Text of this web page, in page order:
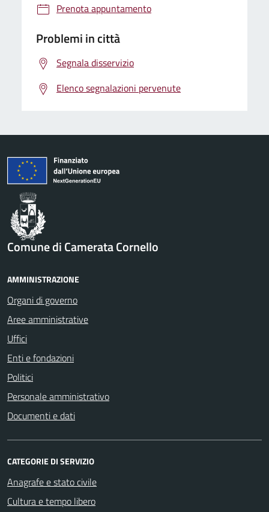
Prenota appuntamento
Problemi in città
Segnala disservizio
Elenco segnalazioni pervenute
Comune di Camerata Cornello
AMMINISTRAZIONE
Organi di governo
Aree amministrative
Uffici
Enti e fondazioni
Politici
Personale amministrativo
Documenti e dati
CATEGORIE DI SERVIZIO
Anagrafe e stato civile
Cultura e tempo libero